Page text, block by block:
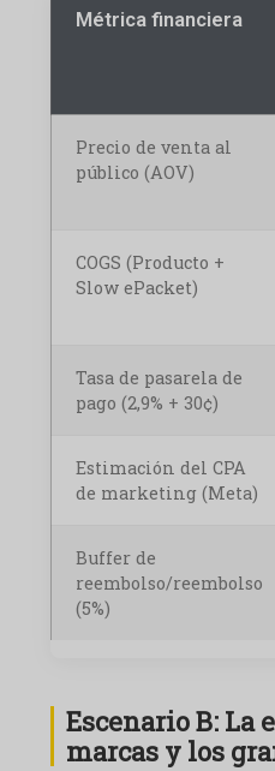
Métrica financiera
Precio de venta al
público (AOV)
COGS (Producto +
Slow ePacket)
Tasa de pasarela de
pago (2,9% + 30¢)
Estimación del CPA
de marketing (Meta)
Buffer de
reembolso/reembolso
(5%)
Escenario B: La
marcas y los